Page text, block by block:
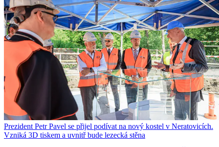
Prezident Petr Pavel se přijel podívat na nový kostel v Neratovicích.
Vzniká 3D tiskem a uvnitř bude lezecká stěna